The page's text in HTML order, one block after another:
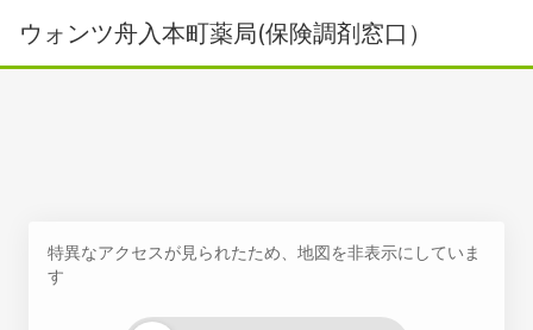
ウォンツ舟入本町薬局(保険調剤窓口）
特異なアクセスが見られたため、地図を非表示にしていま
す